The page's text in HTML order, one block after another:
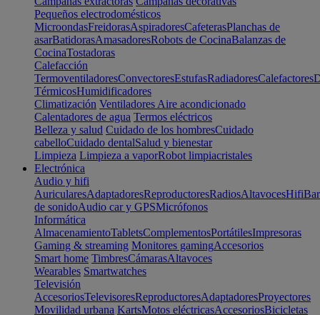
Pequeños electrodomésticos
MicroondasFreidorasAspiradoresCafeterasPlanchas de
asarBatidorasAmasadoresRobots de CocinaBalanzas de
CocinaTostadoras
Calefacción
TermoventiladoresConvectoresEstufasRadiadoresCalefactores
TérmicosHumidificadores
Climatización Ventiladores Aire acondicionado
Calentadores de agua Termos eléctricos
Belleza y salud Cuidado de los hombresCuidado
cabelloCuidado dentalSalud y bienestar
Limpieza Limpieza a vaporRobot limpiacristales
Electrónica
Audio y hifi
AuricularesAdaptadoresReproductoresRadiosAltavocesHifi
de sonidoAudio car y GPSMicrófonos
Informática
AlmacenamientoTabletsComplementosPortátilesImpresoras
Gaming & streaming Monitores gamingAccesorios
Smart home TimbresCámarasAltavoces
Wearables Smartwatches
Televisión
AccesoriosTelevisoresReproductoresAdaptadoresProyectores
Movilidad urbana KartsMotos eléctricasAccesoriosBicicletas